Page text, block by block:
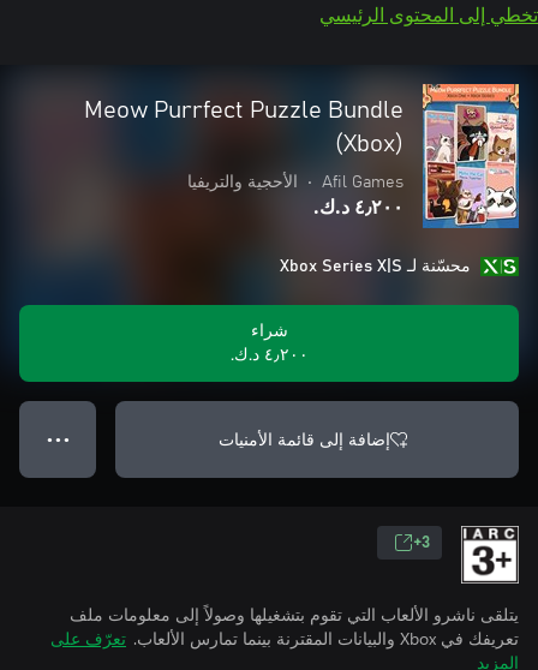
تخطي إلى المحتوى الرئيسي
Meow Purrfect Puzzle Bundle
(Xbox)
Afil Games
• الأحجية والتريفيا
٤٫٢٠٠ د.ك.‏
محسّنة لـ Xbox Series X|S
شراء
٤٫٢٠٠ د.ك.‏
إضافة إلى قائمة الأمنيات ● ● ●
3+
يتلقى ناشرو الألعاب التي تقوم بتشغيلها وصولاً إلى معلومات ملف
تعريفك في Xbox والبيانات المقترنة بينما تمارس الألعاب.
تعرّف على
المزيد